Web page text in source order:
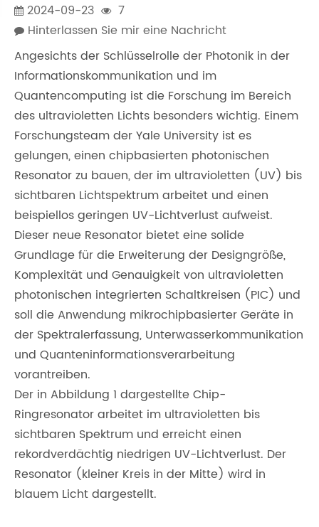
2024-09-23
7
Hinterlassen Sie mir eine Nachricht
Angesichts der Schlüsselrolle der Photonik in der
Informationskommunikation und im
Quantencomputing ist die Forschung im Bereich
des ultravioletten Lichts besonders wichtig. Einem
Forschungsteam der Yale University ist es
gelungen, einen chipbasierten photonischen
Resonator zu bauen, der im ultravioletten (UV) bis
sichtbaren Lichtspektrum arbeitet und einen
beispiellos geringen UV-Lichtverlust aufweist.
Dieser neue Resonator bietet eine solide
Grundlage für die Erweiterung der Designgröße,
Komplexität und Genauigkeit von ultravioletten
photonischen integrierten Schaltkreisen (PIC) und
soll die Anwendung mikrochipbasierter Geräte in
der Spektralerfassung, Unterwasserkommunikation
und Quanteninformationsverarbeitung
vorantreiben.
Der in Abbildung 1 dargestellte Chip-
Ringresonator arbeitet im ultravioletten bis
sichtbaren Spektrum und erreicht einen
rekordverdächtig niedrigen UV-Lichtverlust. Der
Resonator (kleiner Kreis in der Mitte) wird in
blauem Licht dargestellt.